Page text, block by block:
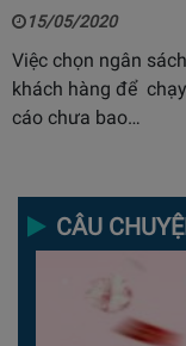
15/05/2020
Việc chọn ngân
khách hàng để
cáo chưa bao…
CÂU